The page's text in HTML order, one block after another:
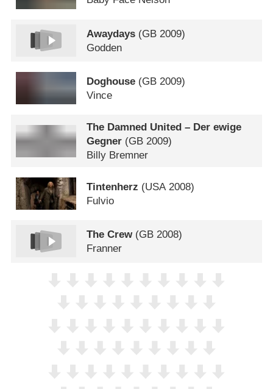
Awaydays (GB 2009)
Godden
Doghouse (GB 2009)
Vince
The Damned United – Der ewige
Gegner (GB 2009)
Billy Bremner
Tintenherz (USA 2008)
Fulvio
The Crew (GB 2008)
Franner